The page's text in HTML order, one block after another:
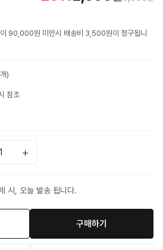
이 90,000원 미만시 배송비 3,500원이 청구됩니
)
참조
시, 오늘 발송 됩니다.
구매하기